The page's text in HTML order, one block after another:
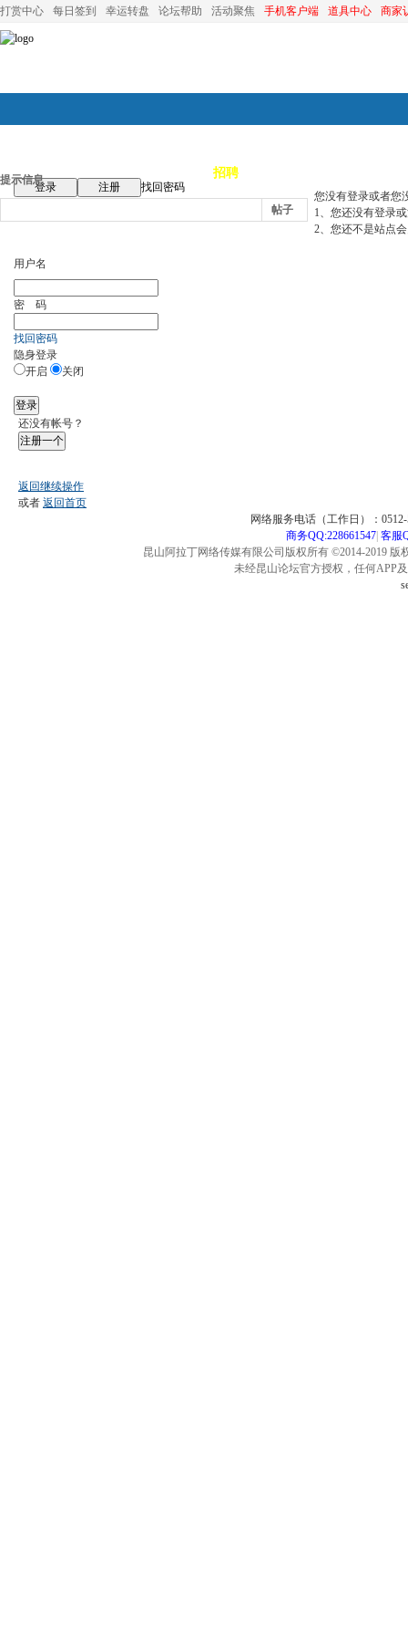
打赏中心 每日签到 幸运转盘 论坛帮助 活动聚焦 手机客户端 道具中心 商家
论坛首页 招聘
登录 注册
找回密码
帖子
提示信息
您没有登录或者您
1、您还没有登录
2、您还不是站点
用户名
密 码
找回密码
隐身登录
开启
关闭
登录
还没有帐号？
注册一个
返回继续操作
或者 返回首页
网络服务电话（工作日）：
商务QQ:228661547| 客服
昆山阿拉丁网络传媒有限公司版权所有 ©2014-2019
未经昆山论坛官方授权，任何APP